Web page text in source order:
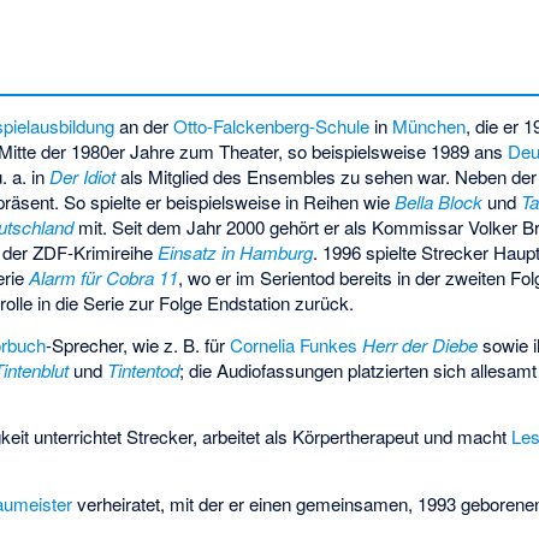
an derOtto-Falckenberg-Schule in München, die er
der 1980er Jahre zum Theater, so beispielsweise 1989 ans
a. inDer Idiotals Mitglied des Ensembles zu sehen war. Neben
So spielte er beispielsweise in Reihen wieBella Block und
mit. Seit dem Jahr 2000 gehört er als Kommissar Volker
ZDF-Krimireihe Einsatz in Hamburg. 1996 spielte Strecker
Alarm für Cobra 11, wo er im Serientod bereits in der zweiten
in die Serie zur Folge Endstation zurück.
-Sprecher, wie z. B. fürCornelia Funkes Herr der Diebesowie
und Tintentod; die Audiofassungen platzierten sich
unterrichtet Strecker, arbeitet als Körpertherapeut und macht
verheiratet, mit der er einen gemeinsamen, 1993